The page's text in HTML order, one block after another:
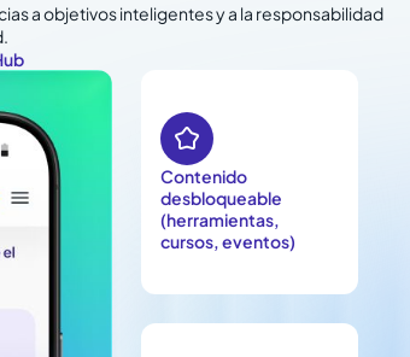
a objetivos inteligentes y a la responsabilidad

Contenido
desbloqueable
(herramientas,
cursos, eventos)